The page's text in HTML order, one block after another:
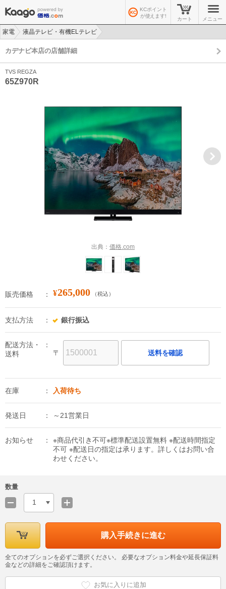
KCポイント
が使えます!
カート メニュー
家電
液晶テレビ・有機ELテレビ
カデナビ本店の店舗詳細
TVS REGZA
65Z970R
出典： 価格.com
販売価格 ¥265,000 （税込）
支払方法 銀行振込
配送方法・
送料
〒 送料を確認
在庫 入荷待ち
発送日 ～21営業日
お知らせ
※商品代引き不可※標準配送設置無料 ※配送時間指定
不可 ※配送日の指定は承ります。詳しくはお問い合
わせください。
数量
1
購入手続きに進む
全てのオプションを必ずご選択ください。 必要なオプション料金や延長保証料
金などの詳細をご確認頂けます。
お気に入りに追加